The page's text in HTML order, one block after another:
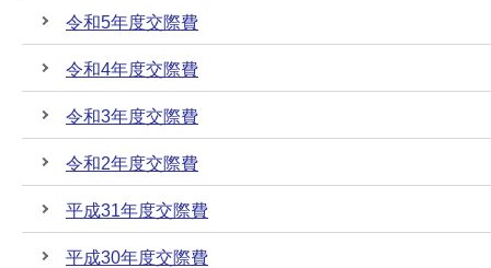
令和5年度交際費
令和4年度交際費
令和3年度交際費
令和2年度交際費
平成31年度交際費
平成30年度交際費